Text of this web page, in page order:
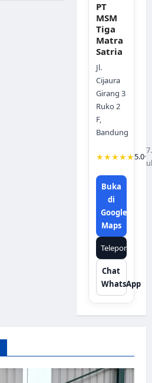
PT
MSM
Tiga
Matra
Satria
Jl.
Cijaura
Girang 3
Ruko 2
F,
Bandung
★★★★★5.0·
Buka
di
Google
Maps
Telepon
Chat
WhatsApp